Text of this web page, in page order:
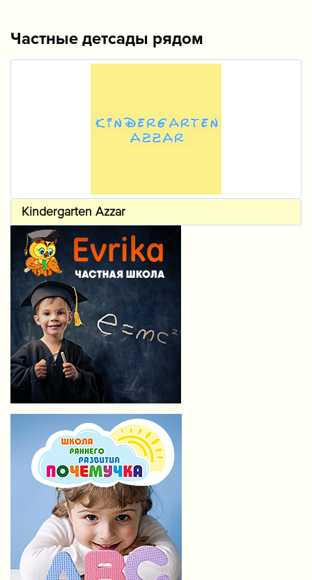
Частные детсады рядом
Kindergarten Azzar